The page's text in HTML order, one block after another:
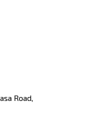
Road,